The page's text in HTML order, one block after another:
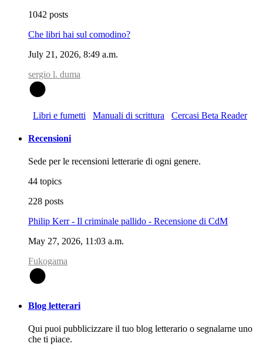
1042 posts
Che libri hai sul comodino?
July 21, 2026, 8:49 a.m.
sergio l. duma
Libri e fumetti Manuali di scrittura Cercasi Beta Reader
Recensioni
Sede per le recensioni letterarie di ogni genere.
44 topics
228 posts
Philip Kerr - Il criminale pallido - Recensione di CdM
May 27, 2026, 11:03 a.m.
Fukogama
Blog letterari
Qui puoi pubblicizzare il tuo blog letterario o segnalarne uno
che ti piace.